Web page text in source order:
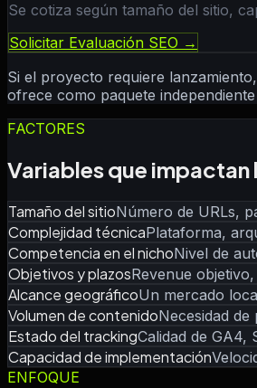
Se cotiza según tamaño del sitio,
Solicitar Evaluación SEO →
Si el proyecto requiere
ofrece como paquete
FACTORES
Variables que impactan
Tamaño del sitioNúmero de URLs,
Complejidad técnicaPlataforma,
Competencia en el nichoNivel de
Objetivos y plazosRevenue
Alcance geográficoUn mercado
Volumen de contenidoNecesidad
Estado del trackingCalidad de GA4,
Capacidad de implementación
ENFOQUE